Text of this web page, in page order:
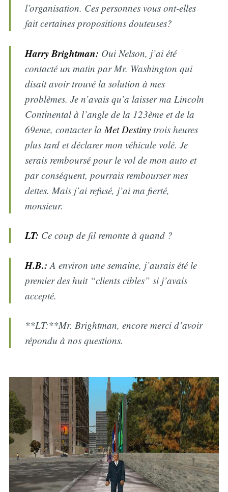
l’organisation. Ces personnes vous ont-elles
fait certaines propositions douteuses?
Harry Brightman: Oui Nelson, j’ai été
contacté un matin par Mr. Washington qui
disait avoir trouvé la solution à mes
problèmes. Je n’avais qu’a laisser ma Lincoln
Continental à l’angle de la 123ème et de la
69eme, contacter la Met Destiny trois heures
plus tard et déclarer mon véhicule volé. Je
serais remboursé pour le vol de mon auto et
par conséquent, pourrais rembourser mes
dettes. Mais j’ai refusé, j’ai ma fierté,
monsieur.
LT: Ce coup de fil remonte à quand ?
H.B.: A environ une semaine, j’aurais été le
premier des huit “clients cibles” si j’avais
accepté.
**LT:**Mr. Brightman, encore merci d’avoir
répondu à nos questions.